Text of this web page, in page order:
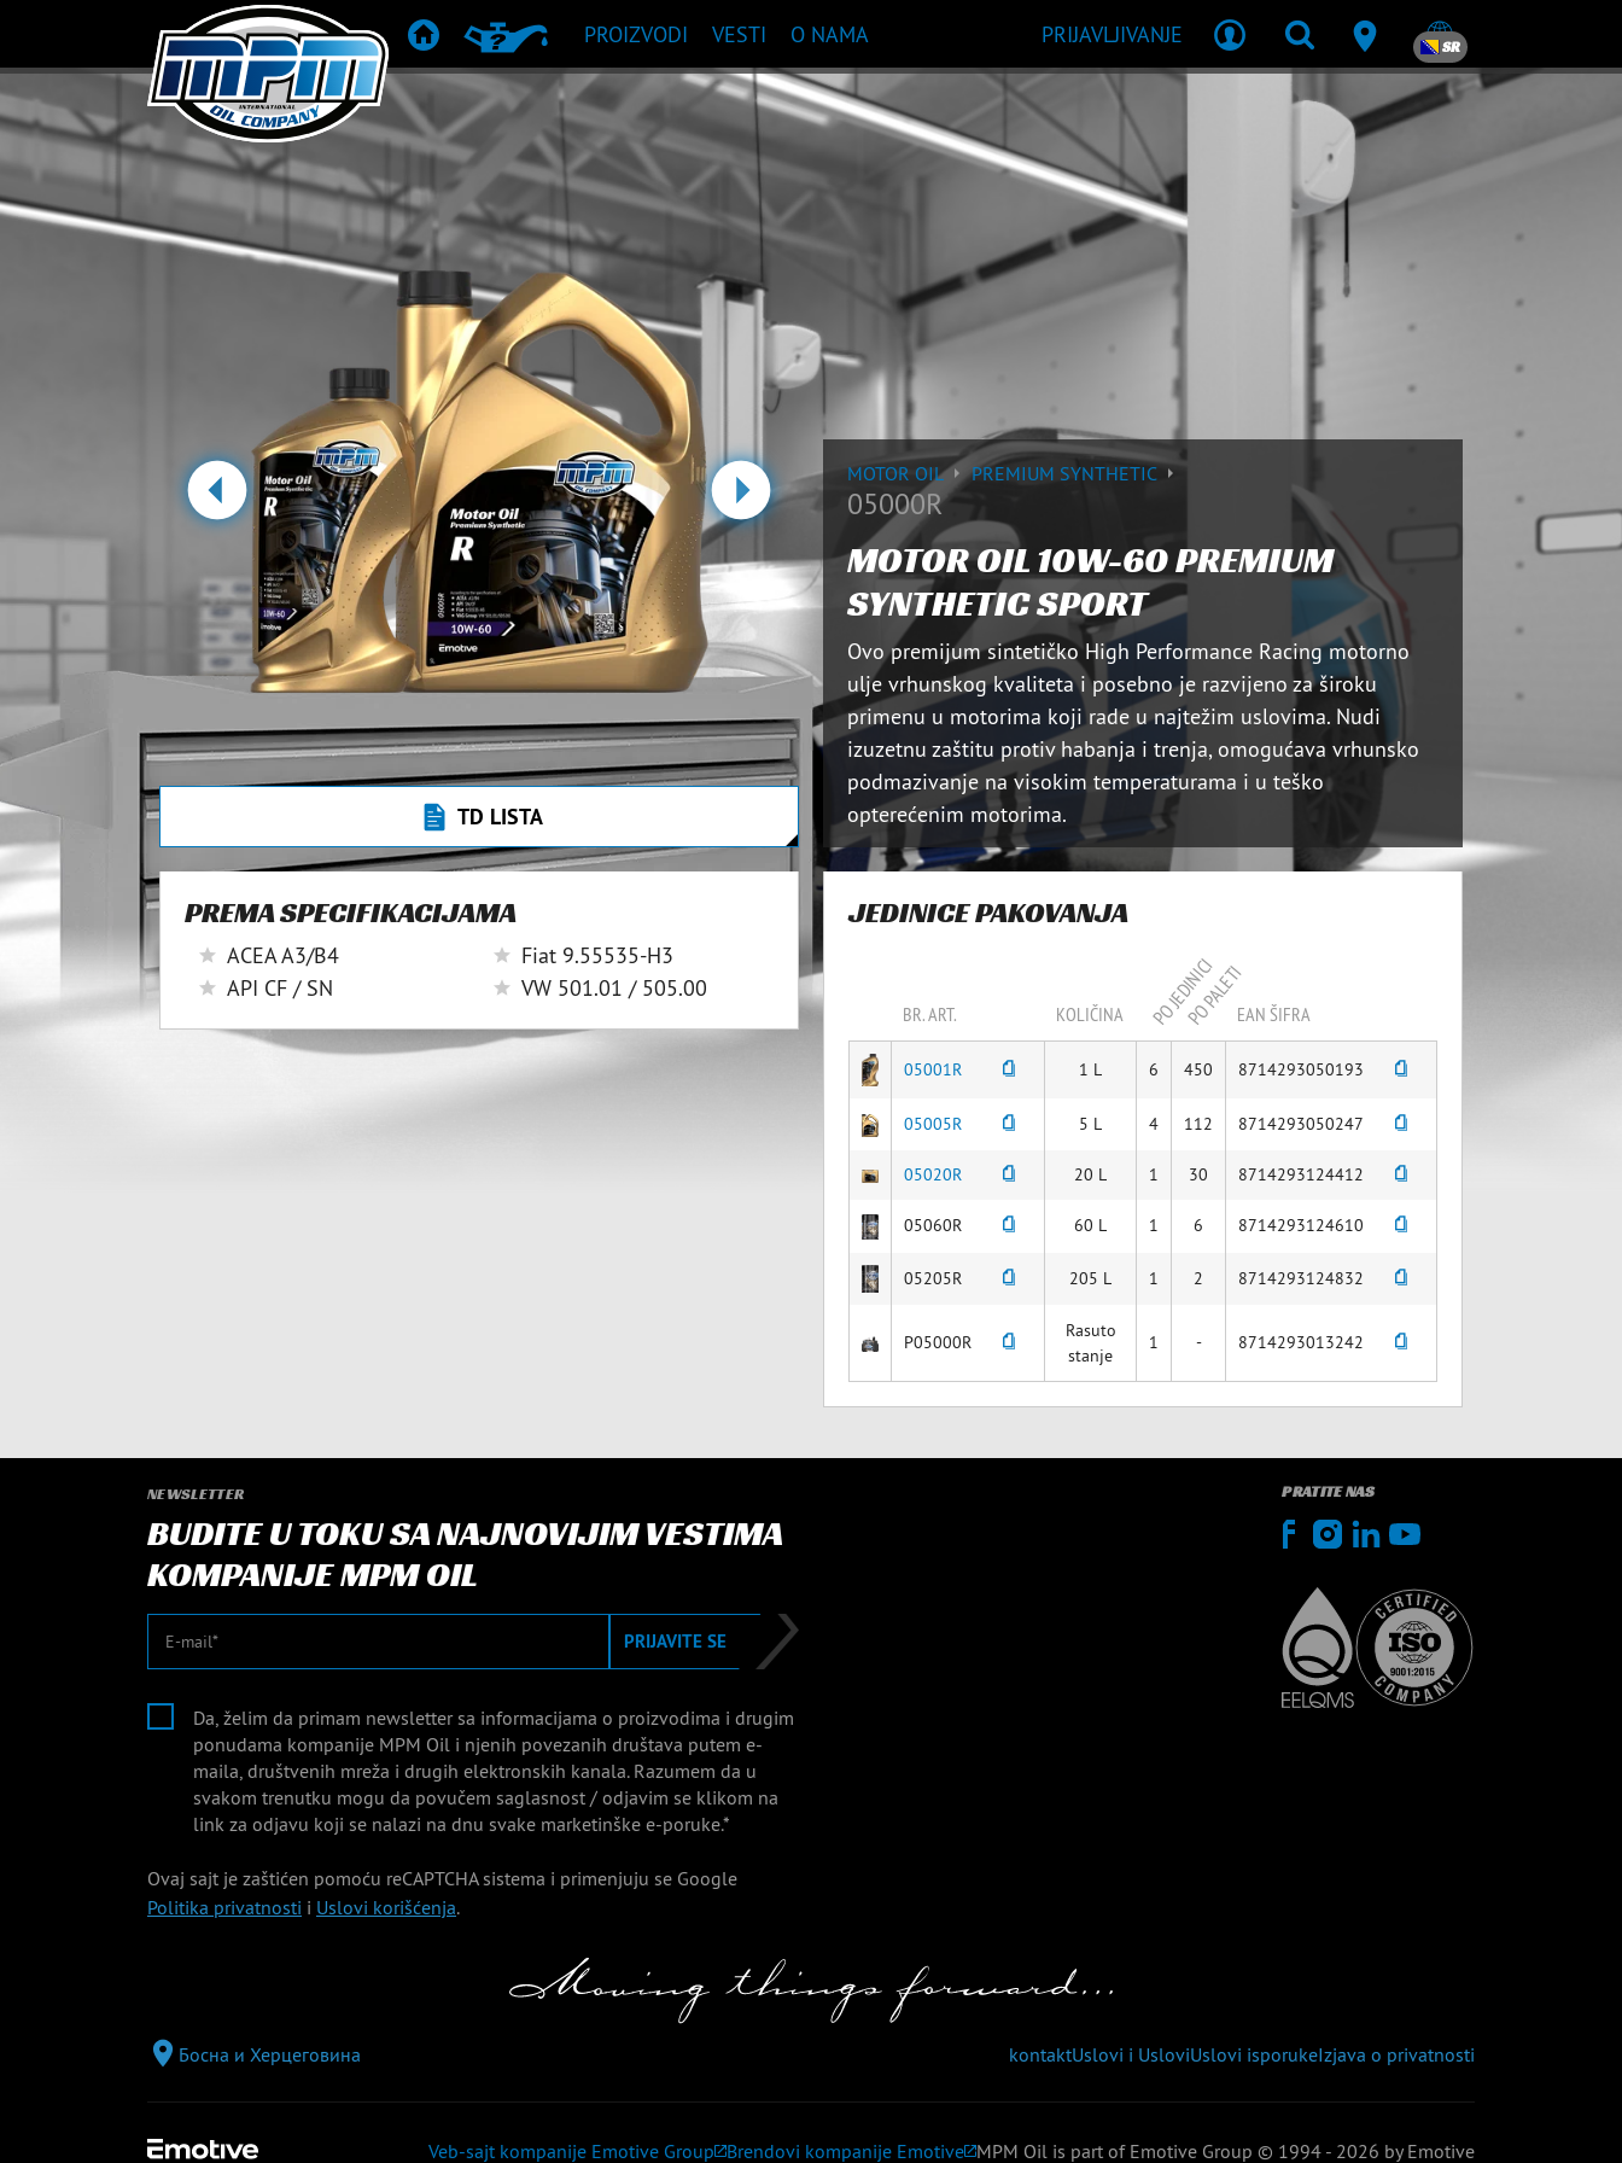
POČETNAPREPORUKA PROIZVODA
PROIZVODI VESTI O NAMA PRIJAVLJIVANJE SR
prethodna sledeća
TD LISTA
MOTOR OIL PREMIUM SYNTHETIC
05000R
MOTOR OIL 10W-60 PREMIUM
SYNTHETIC SPORT
Ovo premijum sintetičko High Performance Racing motorno
ulje vrhunskog kvaliteta i posebno je razvijeno za široku
primenu u motorima koji rade u najtežim uslovima. Nudi
izuzetnu zaštitu protiv habanja i trenja, omogućava vrhunsko
podmazivanje na visokim temperaturama i u teško
opterećenim motorima.
PREMA SPECIFIKACIJAMA
ACEA A3/B4
API CF / SN
Fiat 9.55535-H3
VW 501.01 / 505.00
JEDINICE PAKOVANJA
BR. ART. KOLIČINA PO JEDINICI
PO PALETIEAN ŠIFRA
05001R 1 L 6 450 8714293050193
05005R 5 L 4 112 8714293050247
05020R 20 L 1 30 8714293124412
05060R 60 L 1 6 8714293124610
05205R 205 L 1 2 8714293124832
P05000R
Rasuto
stanje
1 - 8714293013242
NEWSLETTER
BUDITE U TOKU SA NAJNOVIJIM VESTIMA
KOMPANIJE MPM OIL
E-mail PRIJAVITE SE
Da, želim da primam newsletter sa informacijama o proizvodima i drugim
ponudama kompanije MPM Oil i njenih povezanih društava putem e-
maila, društvenih mreža i drugih elektronskih kanala. Razumem da u
svakom trenutku mogu da povučem saglasnost / odjavim se klikom na
link za odjavu koji se nalazi na dnu svake marketinške e-poruke.*
Ovaj sajt je zaštićen pomoću reCAPTCHA sistema i primenjuju se Google
Politika privatnosti i Uslovi korišćenja.
PRATITE NAS
Босна и Херцеговина kontaktUslovi i UsloviUslovi isporukeIzjava o privatnosti
Veb-sajt kompanije Emotive Group Brendovi kompanije Emotive MPM Oil is part of Emotive Group © 1994 - 2026 by Emotive